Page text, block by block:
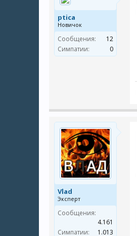
ptica
Новичок
Сообщения:
12
Симпатии:
0
Vlad
Эксперт
Сообщения:
4.161
Симпатии:
1.013